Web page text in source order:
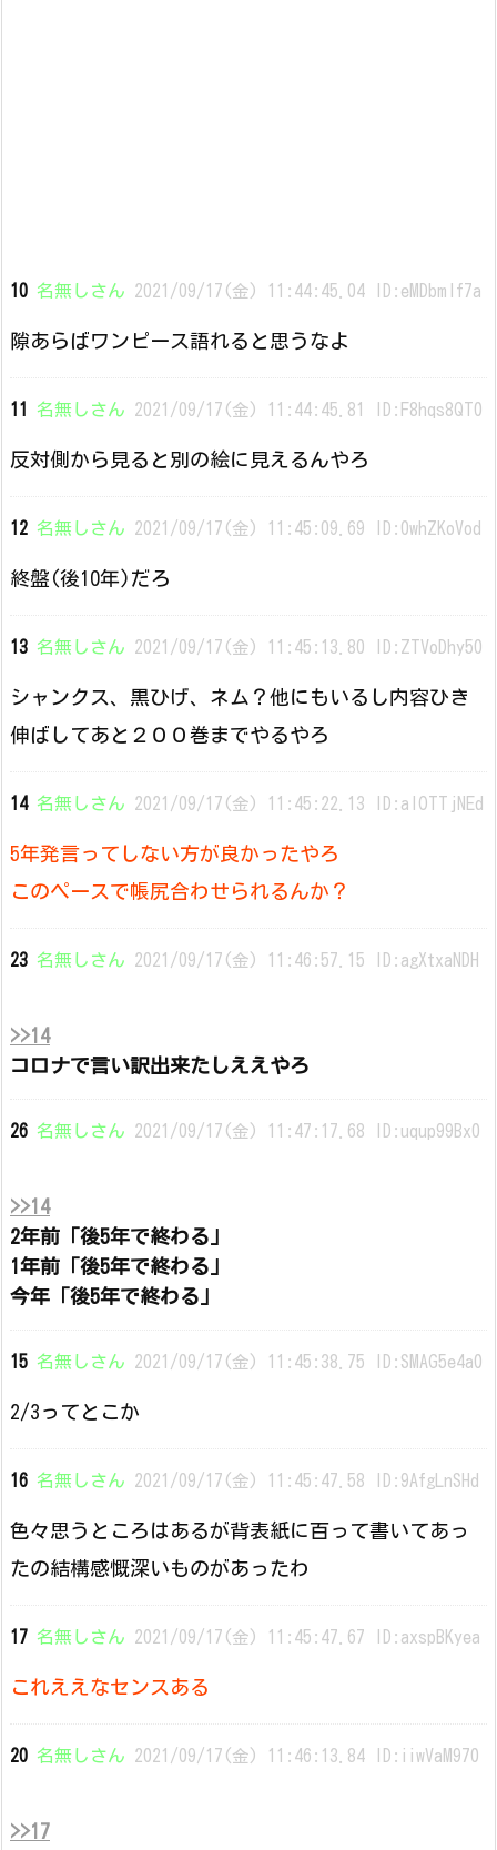
10 名無しさん 2021/09/17(金) 11:44:45.04 ID:eMDbmlf7a
隙あらばワンピース語れると思うなよ
11 名無しさん 2021/09/17(金) 11:44:45.81 ID:F8hqs8QT0
反対側から見ると別の絵に見えるんやろ
12 名無しさん 2021/09/17(金) 11:45:09.69 ID:0whZKoVod
終盤(後10年)だろ
13 名無しさん 2021/09/17(金) 11:45:13.80 ID:ZTVoDhy50
シャンクス、黒ひげ、ネム？他にもいるし内容ひき
伸ばしてあと２００巻までやるやろ
14 名無しさん 2021/09/17(金) 11:45:22.13 ID:alOTTjNEd
5年発言ってしない方が良かったやろ
このペースで帳尻合わせられるんか？
23 名無しさん 2021/09/17(金) 11:46:57.15 ID:agXtxaNDH
>>14
コロナで言い訳出来たしええやろ
26 名無しさん 2021/09/17(金) 11:47:17.68 ID:uqup99Bx0
>>14
2年前「後5年で終わる」
1年前「後5年で終わる」
今年「後5年で終わる」
15 名無しさん 2021/09/17(金) 11:45:38.75 ID:SMAG5e4a0
2/3ってとこか
16 名無しさん 2021/09/17(金) 11:45:47.58 ID:9AfgLnSHd
色々思うところはあるが背表紙に百って書いてあっ
たの結構感慨深いものがあったわ
17 名無しさん 2021/09/17(金) 11:45:47.67 ID:axspBKyea
これええなセンスある
20 名無しさん 2021/09/17(金) 11:46:13.84 ID:iiwVaM970
>>17